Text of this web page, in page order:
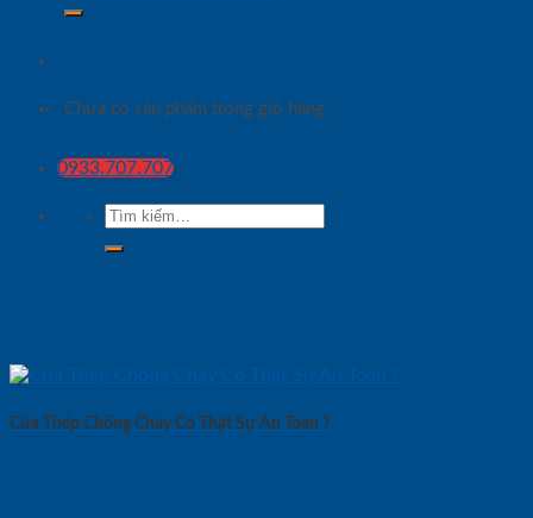
Chưa có sản phẩm trong giỏ hàng.
0933.707.707
Tìm
kiếm:
Cửa Thép Chống Cháy Có Thật Sự An Toàn ?